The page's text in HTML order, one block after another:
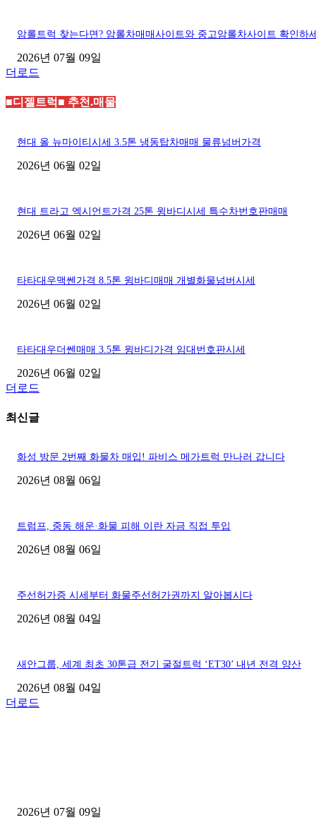
암롤트럭 찾는다면? 암롤차매매사이트와 중고암롤차사이트 확인하
2026년 07월 09일
더로드
■디젤트럭■ 추천.매물
현대 올 뉴마이티시세 3.5톤 냉동탑차매매 물류넘버가격
2026년 06월 02일
현대 트라고 엑시언트가격 25톤 윙바디시세 특수차번호판매매
2026년 06월 02일
타타대우맥쎈가격 8.5톤 윙바디매매 개별화물넘버시세
2026년 06월 02일
타타대우더쎈매매 3.5톤 윙바디가격 임대번호판시세
2026년 06월 02일
더로드
최신글
화성 방문 2번째 화물차 매입! 파비스 메가트럭 만나러 갑니다
2026년 08월 06일
트럼프, 중동 해운·화물 피해 이란 자금 직접 투입
2026년 08월 06일
주선허가증 시세부터 화물주선허가권까지 알아봅시다
2026년 08월 04일
새안그룹, 세계 최초 30톤급 전기 굴절트럭 ‘ET30’ 내년 전격 양산
2026년 08월 04일
더로드
2026년 07월 09일